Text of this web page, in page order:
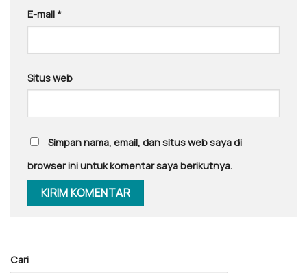
E-mail *
Situs web
Simpan nama, email, dan situs web saya di
browser ini untuk komentar saya berikutnya.
Cari